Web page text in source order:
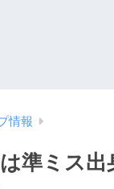
情報
準ミス